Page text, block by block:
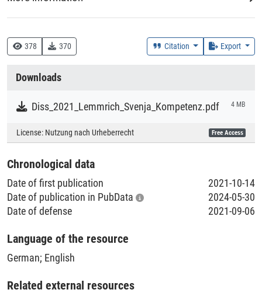
378 370 Citation Export
Downloads
Diss_2021_Lemmrich_Svenja_Kompetenz.pdf 4 MB
License: Nutzung nach Urheberrecht Free Access
Chronological data
Date of first publication
2021-10-14
Date of publication in PubData
2024-05-30
Date of defense
2021-09-06
Language of the resource
German; English
Related external resources
Lerngelegenheiten, Überzeugungen zu sprachlich-kultureller
Persönlichkeitsmerkmale mit performanznaher DaZ-
Kompetenz zusammen? Das Rahmenpapier bettet die vier
Artikel in den übergeordneten theoretischen Kontext ein,
Empfehlungen für weitere Forschung und für die
Lehrkräftebildung ab.
378 :: Hochschulbildung
Creation Context
Collections
Literaturpublikationen